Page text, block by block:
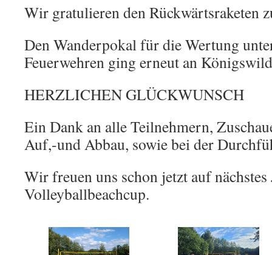
Wir gratulieren den Rückwärtsraketen
Den Wanderpokal für die Wertung
Feuerwehren ging erneut an
HERZLICHEN GLÜCKWUNSCH
Ein Dank an alle Teilnehmern,
Auf,-und Abbau, sowie bei der
Wir freuen uns schon jetzt auf
Volleyballbeachcup.